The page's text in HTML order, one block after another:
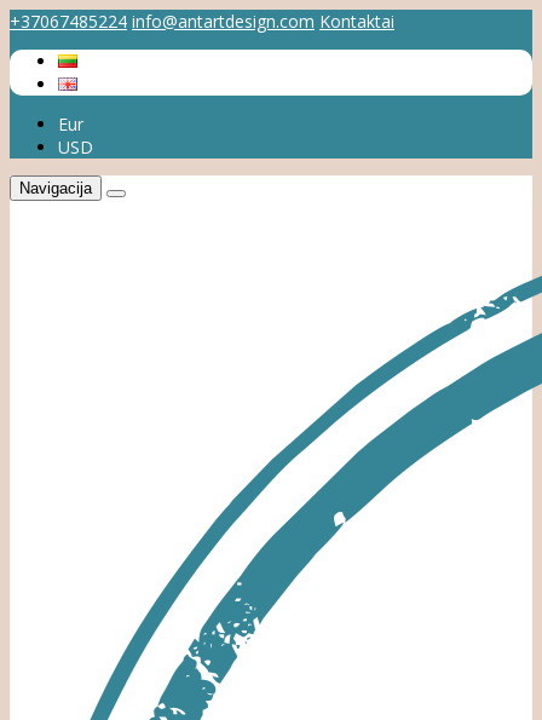
+37067485224 info@antartdesign.com Kontaktai
Eur
USD
Navigacija